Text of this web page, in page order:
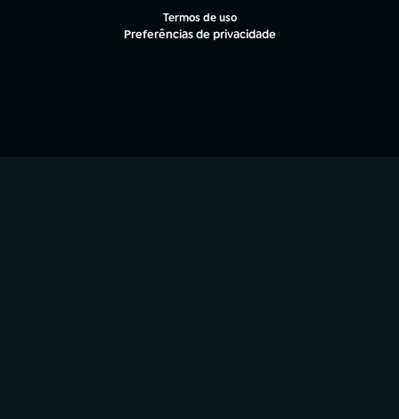
Termos de uso
(abre em nova aba)
Preferências de privacidade